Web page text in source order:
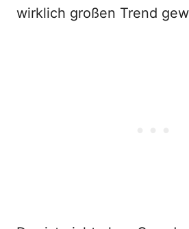
wirklich großen Trend